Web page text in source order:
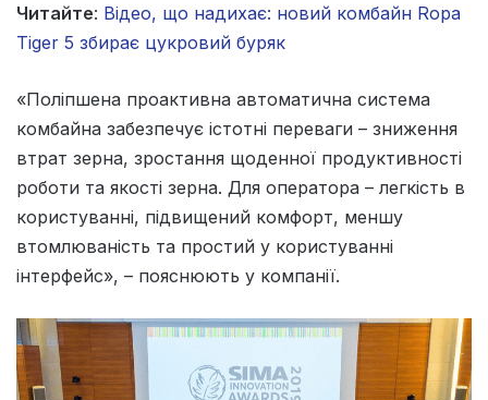
Читайте: Відео, що надихає: новий комбайн Ropa
Tiger 5 збирає цукровий буряк
«Поліпшена проактивна автоматична система
комбайна забезпечує істотні переваги – зниження
втрат зерна, зростання щоденної продуктивності
роботи та якості зерна. Для оператора – легкість в
користуванні, підвищений комфорт, меншу
втомлюваність та простий у користуванні
інтерфейс», – пояснюють у компанії.